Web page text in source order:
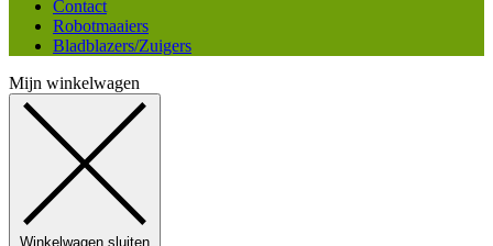
Contact
Robotmaaiers
Bladblazers/Zuigers
Mijn winkelwagen
Winkelwagen sluiten